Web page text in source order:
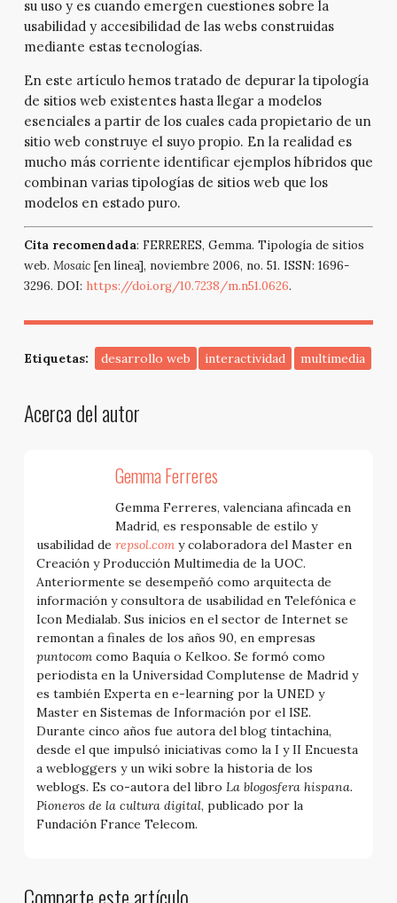
su uso y es cuando emergen cuestiones sobre la
usabilidad y accesibilidad de las webs construidas
mediante estas tecnologías.
En este artículo hemos tratado de depurar la tipología
de sitios web existentes hasta llegar a modelos
esenciales a partir de los cuales cada propietario de un
sitio web construye el suyo propio. En la realidad es
mucho más corriente identificar ejemplos híbridos que
combinan varias tipologías de sitios web que los
modelos en estado puro.
Cita recomendada: FERRERES, Gemma. Tipología de sitios
web. Mosaic[en línea], noviembre 2006, no. 51. ISSN: 1696-
3296. DOI: https://doi.org/10.7238/m.n51.0626.
Etiquetas: desarrollo web interactividad multimedia
Acerca del autor
Gemma Ferreres
Gemma Ferreres, valenciana afincada en
Madrid, es responsable de estilo y
usabilidad de repsol.com y colaboradora del Master en
Creación y Producción Multimedia de la UOC.
Anteriormente se desempeñó como arquitecta de
información y consultora de usabilidad en Telefónica e
Icon Medialab. Sus inicios en el sector de Internet se
remontan a finales de los años 90, en empresas
puntocomcomo Baquía o Kelkoo. Se formó como
periodista en la Universidad Complutense de Madrid y
es también Experta en e-learning por la UNED y
Master en Sistemas de Información por el ISE.
Durante cinco años fue autora del blog tintachina,
desde el que impulsó iniciativas como la I y II Encuesta
a webloggers y un wiki sobre la historia de los
weblogs. Es co-autora del libro La blogosfera hispana.
Pioneros de la cultura digital, publicado por la
Fundación France Telecom.
Comparte este artículo